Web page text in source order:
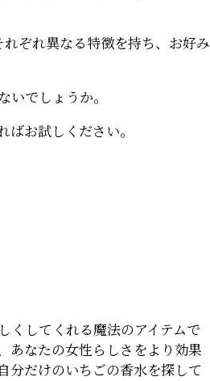
ぞれ異なる特徴を持ち、お好み
でしょうか。
お試しください。
くしてくれる魔法のアイテムで
あなたの女性らしさをより効果
分だけのいちごの香水を探して